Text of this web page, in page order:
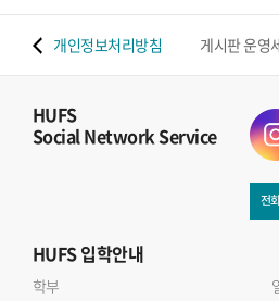
개인정보처리방침 게시판 운영
HUFS
Social Network Service
전
HUFS입학안내
학부